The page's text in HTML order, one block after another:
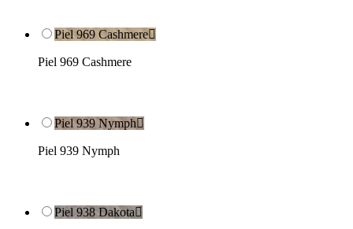
Piel 969 Cashmere
Piel 969 Cashmere
Piel 939 Nymph
Piel 939 Nymph
Piel 938 Dakota